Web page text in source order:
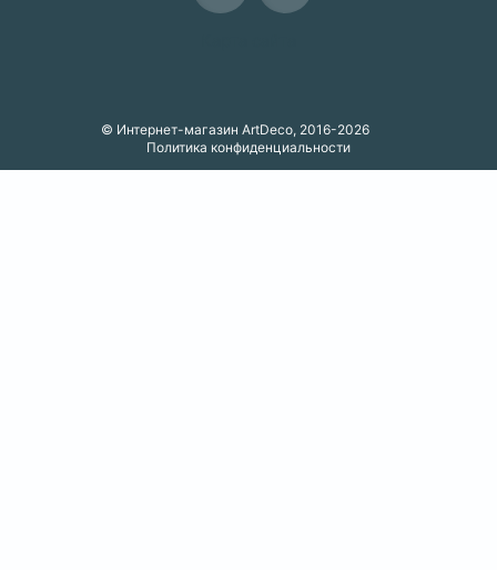
© Интернет-магазин ArtDeco, 2016-2026
Политика конфиденциальности